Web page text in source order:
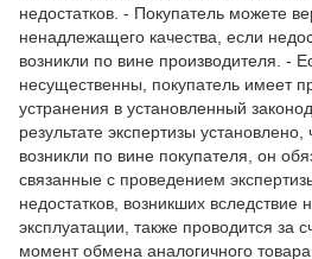
недостатков. - Покупатель можете
ненадлежащего качества, если
возникли по вине производителя. -
несущественны, покупатель имеет
устранения в установленный
результате экспертизы установлено,
возникли по вине покупателя, он
связанные с проведением
недостатков, возникших вследствие
эксплуатации, также проводится за
момент обмена аналогичного